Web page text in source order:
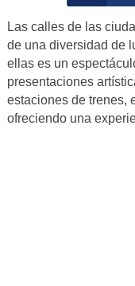
Las calles de las
de una diversidad de
ellas es un
presentaciones
estaciones de trenes,
ofreciendo una